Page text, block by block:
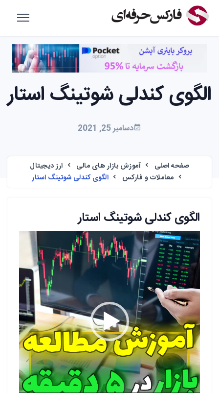
الگوی کندلی شوتینگ استار
دسامبر 25, 2021
صفحه اصلی آموزش بازار های مالی
ارز دیجیتال
معاملات و فارکس
الگوی کندلی شوتینگ استار
الگوی کندلی شوتینگ استار
نمایشگر
ویدیو